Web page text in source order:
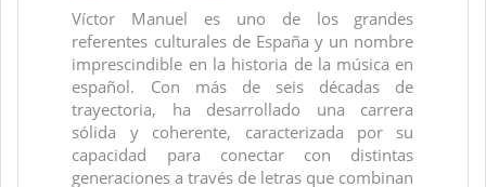
Víctor Manuel es uno de los grandes
referentes culturales de España y un nombre
imprescindible en la historia de la música en
español. Con más de seis décadas de
trayectoria, ha desarrollado una carrera
sólida y coherente, caracterizada por su
capacidad para conectar con distintas
generaciones a través de letras que combinan